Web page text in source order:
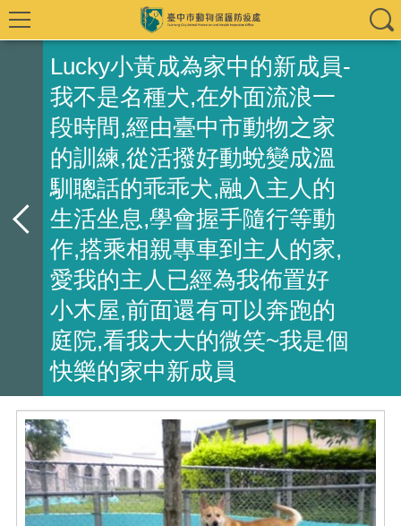
Lucky小黃成為家中的新成員-
我不是名種犬,在外面流浪一
段時間,經由臺中市動物之家
的訓練,從活撥好動蛻變成溫
馴聰話的乖乖犬,融入主人的
生活坐息,學會握手隨行等動
作,搭乘相親專車到主人的家,
愛我的主人已經為我佈置好
小木屋,前面還有可以奔跑的
庭院,看我大大的微笑~我是個
快樂的家中新成員